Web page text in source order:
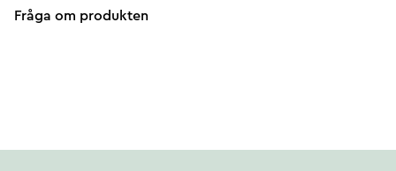
Fråga om produkten